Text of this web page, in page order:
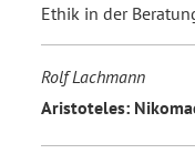
Ethik in der
Rolf Lachmann
Aristoteles: